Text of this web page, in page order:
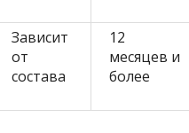
Зависит
от
состава
12
месяцев и
более